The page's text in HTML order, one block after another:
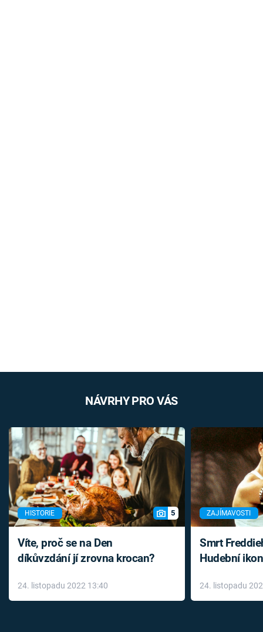
NÁVRHY PRO VÁS
HISTORIE 5
Víte, proč se na Den
díkůvzdání jí zrovna krocan?
24. listopadu 2022 13:40
ZAJÍMAVOSTI
Smrt
Hudební
léky
24. listopadu